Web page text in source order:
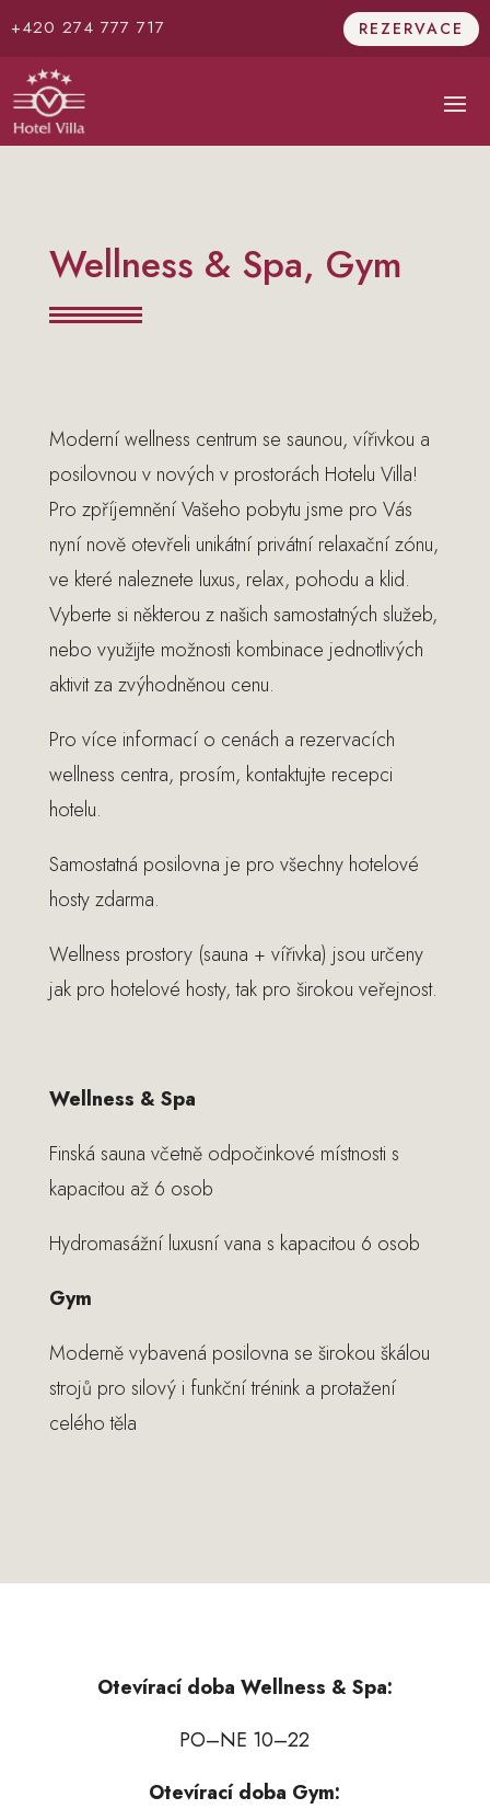
+420 274 777 717 REZERVACE
Wellness & Spa, Gym
Moderní wellness centrum se saunou, vířivkou a
posilovnou v nových v prostorách Hotelu Villa!
Pro zpříjemnění Vašeho pobytu jsme pro Vás
nyní nově otevřeli unikátní privátní relaxační zónu,
ve které naleznete luxus, relax, pohodu a klid.
Vyberte si některou z našich samostatných služeb,
nebo využijte možnosti kombinace jednotlivých
aktivit za zvýhodněnou cenu.
Pro více informací o cenách a rezervacích
wellness centra, prosím, kontaktujte recepci
hotelu.
Samostatná posilovna je pro všechny hotelové
hosty zdarma.
Wellness prostory (sauna + vířivka) jsou určeny
jak pro hotelové hosty, tak pro širokou veřejnost.
Wellness & Spa
Finská sauna včetně odpočinkové místnosti s
kapacitou až 6 osob
Hydromasážní luxusní vana s kapacitou 6 osob
Gym
Moderně vybavená posilovna se širokou škálou
strojů pro silový i funkční trénink a protažení
celého těla
Otevírací doba Wellness & Spa:
PO–NE 10–22
Otevírací doba Gym: